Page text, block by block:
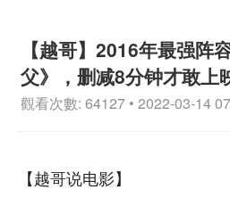
【越哥】2016年最强阵
父》，删减8分钟才敢上
觀看次數: 64127 • 2022-03-14
【越哥说电影】